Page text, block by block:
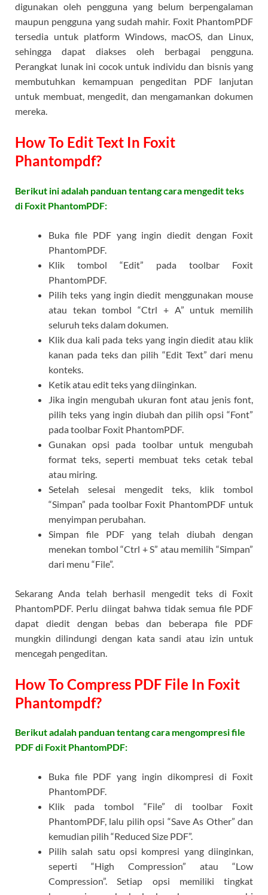
digunakan oleh pengguna yang belum berpengalaman
maupun pengguna yang sudah mahir. Foxit PhantomPDF
tersedia untuk platform Windows, macOS, dan Linux,
sehingga dapat diakses oleh berbagai pengguna.
Perangkat lunak ini cocok untuk individu dan bisnis yang
membutuhkan kemampuan pengeditan PDF lanjutan
untuk membuat, mengedit, dan mengamankan dokumen
mereka.
How To Edit Text In Foxit
Phantompdf?
Berikut ini adalah panduan tentang cara mengedit teks
di Foxit PhantomPDF:
Buka file PDF yang ingin diedit dengan Foxit
PhantomPDF.
Klik tombol “Edit” pada toolbar Foxit
PhantomPDF.
Pilih teks yang ingin diedit menggunakan mouse
atau tekan tombol “Ctrl + A” untuk memilih
seluruh teks dalam dokumen.
Klik dua kali pada teks yang ingin diedit atau klik
kanan pada teks dan pilih “Edit Text” dari menu
konteks.
Ketik atau edit teks yang diinginkan.
Jika ingin mengubah ukuran font atau jenis font,
pilih teks yang ingin diubah dan pilih opsi “Font”
pada toolbar Foxit PhantomPDF.
Gunakan opsi pada toolbar untuk mengubah
format teks, seperti membuat teks cetak tebal
atau miring.
Setelah selesai mengedit teks, klik tombol
“Simpan” pada toolbar Foxit PhantomPDF untuk
menyimpan perubahan.
Simpan file PDF yang telah diubah dengan
menekan tombol “Ctrl + S” atau memilih “Simpan”
dari menu “File”.
Sekarang Anda telah berhasil mengedit teks di Foxit
PhantomPDF. Perlu diingat bahwa tidak semua file PDF
dapat diedit dengan bebas dan beberapa file PDF
mungkin dilindungi dengan kata sandi atau izin untuk
mencegah pengeditan.
How To Compress PDF File In Foxit
Phantompdf?
Berikut adalah panduan tentang cara mengompresi file
PDF di Foxit PhantomPDF:
Buka file PDF yang ingin dikompresi di Foxit
PhantomPDF.
Klik pada tombol “File” di toolbar Foxit
PhantomPDF, lalu pilih opsi “Save As Other” dan
kemudian pilih “Reduced Size PDF”.
Pilih salah satu opsi kompresi yang diinginkan,
seperti “High Compression” atau “Low
Compression”. Setiap opsi memiliki tingkat